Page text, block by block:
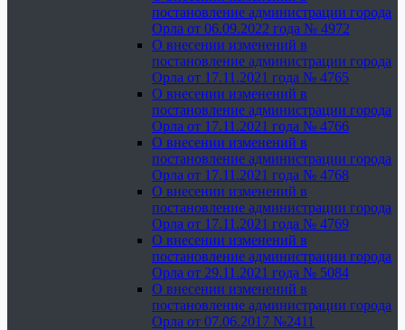
постановление администрации города
Орла от 06.09.2022 года № 4972
О внесении изменений в
постановление администрации города
Орла от 17.11.2021 года № 4765
О внесении изменений в
постановление администрации города
Орла от 17.11.2021 года № 4766
О внесении изменений в
постановление администрации города
Орла от 17.11.2021 года № 4768
О внесении изменений в
постановление администрации города
Орла от 17.11.2021 года № 4769
О внесении изменений в
постановление администрации города
Орла от 29.11.2021 года № 5084
О внесении изменений в
постановление администрации города
Орла от 07.06.2017 №2411